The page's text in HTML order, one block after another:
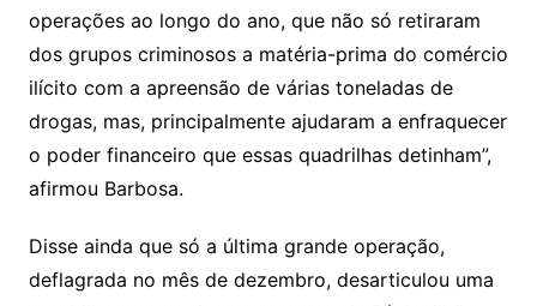
operações ao longo do ano, que não só retiraram
dos grupos criminosos a matéria-prima do comércio
ilícito com a apreensão de várias toneladas de
drogas, mas, principalmente ajudaram a enfraquecer
o poder financeiro que essas quadrilhas detinham”,
afirmou Barbosa.
Disse ainda que só a última grande operação,
deflagrada no mês de dezembro, desarticulou uma